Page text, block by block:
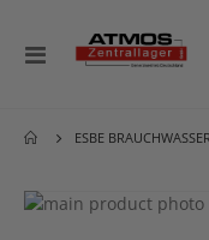
Navigation
ESBE
Zum